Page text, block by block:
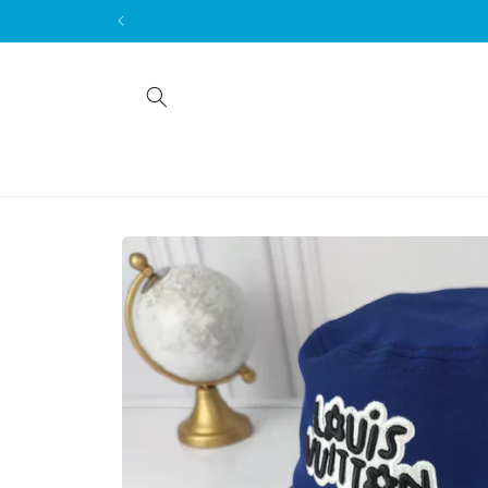
Skip to
product
information